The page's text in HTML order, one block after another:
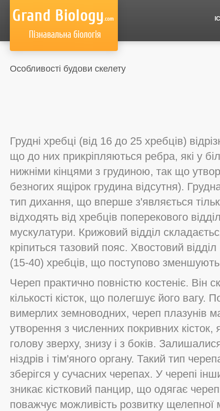
Особливості будови скелету
Грудні хребці (від 16 до 25 хребців)
що до них прикріпляються ребра, які у
нижніми кінцями з грудиною, так що
безногих ящірок грудина відсутня).
тип дихання, що вперше з'являється
відходять від хребців поперекового
мускулатури. Крижовий відділ
кріпиться тазовий пояс. Хвостовий
(15-40) хребців, що поступово
Череп практично повністю костеніє. Він
кількості кісток, що полегшує його вагу.
вимерлих земноводних, череп плазунів
утворення з численних покривних
голову зверху, знизу і з боків.
ніздрів і тім'яного органу. Такий тип
зберігся у сучасних черепах. У черепі
зникає кістковий панцир, що одягає
поважчує можливість розвитку щелепної